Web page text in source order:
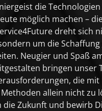
die
möglich machen –
dreht sich
um die Schaffung
Neugier und Spaß
bringen unser
die mit
allein nicht zu
Zukunft und bewirb